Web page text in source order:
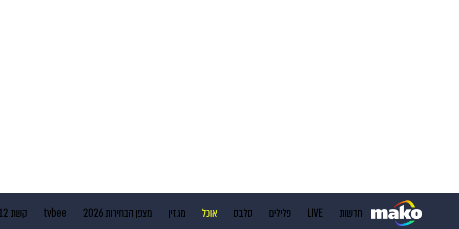
חדשות LIVE פלילים סלבס אוכל מגזין מצפן הבחירות 2026 tvbee קשת 12